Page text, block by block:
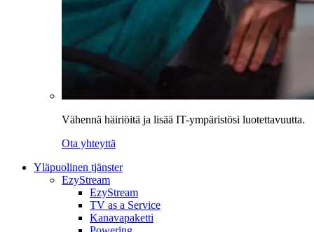
Vähennä häiriöitä ja lisää IT-ympäristösi luotettavuutta.
Ota yhteyttä
Yläpuolinen tjänster
EzyStream
EzyStream
TV as a Service
Kanavapaketti